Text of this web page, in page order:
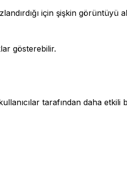
için şişkin
gösterebilir.
tarafından daha etkili